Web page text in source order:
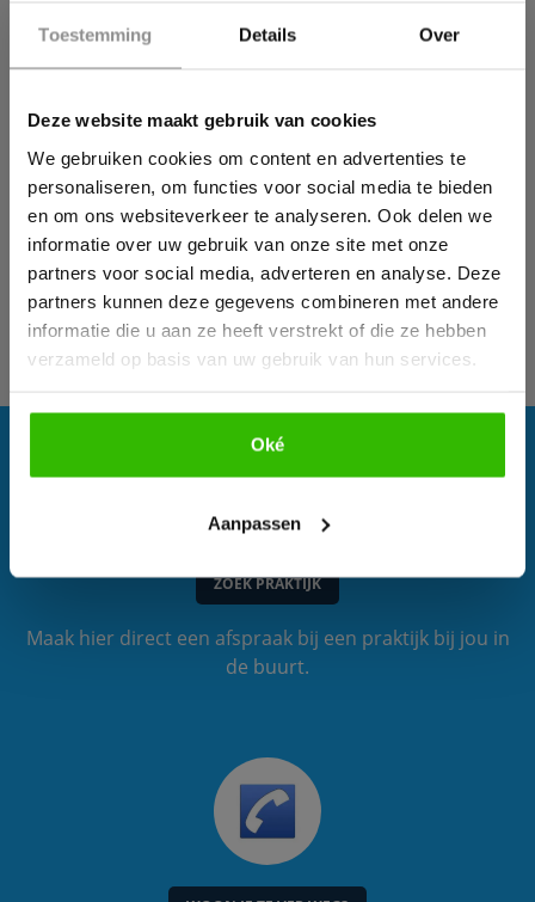
Toestemming Details Over
Deze website maakt gebruik van cookies
We gebruiken cookies om content en advertenties te
personaliseren, om functies voor social media te bieden
en om ons websiteverkeer te analyseren. Ook delen we
informatie over uw gebruik van onze site met onze
partners voor social media, adverteren en analyse. Deze
partners kunnen deze gegevens combineren met andere
informatie die u aan ze heeft verstrekt of die ze hebben
verzameld op basis van uw gebruik van hun services.
Oké
Aanpassen
niet altijd gebruik van gemaakt.
Heeft u etalagebenen en heeft u vragen of wilt u graag
ons op!
Bij fysiotherapie4all gaan we niet alleen actief aan de
slag met looptraining, maar besteden we ook aandacht
aan uw leefstijl en eventuele andere klachten. Zo hopen
we u zo goed en effectief mogelijk van uw klachten af te
helpen!
ZOEK PRAKTIJK
Maak hier direct een afspraak bij een praktijk bij jou in
de buurt.
Wil jij ook een pijnvrij leven?
Download hieronder dan gratis ons e-book!
Bekijk e-book